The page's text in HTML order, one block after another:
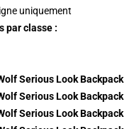
uniquement
par classe :